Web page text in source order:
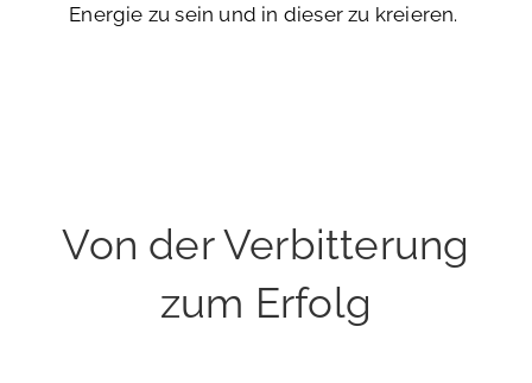
Energie zu sein und in dieser zu kreieren.
Von der Verbitterung
zum Erfolg